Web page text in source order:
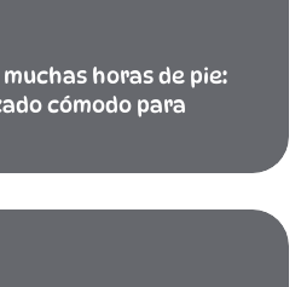
horas de pie:
cómodo para